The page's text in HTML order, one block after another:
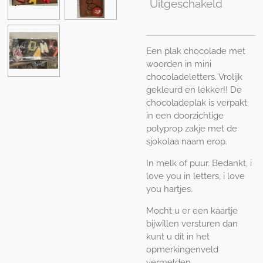
Uitgeschakeld
Een plak chocolade met
woorden in mini
chocoladeletters. Vrolijk
gekleurd en lekker!! De
chocoladeplak is verpakt
in een doorzichtige
polyprop zakje met de
sjokolaa naam erop.
In melk of puur. Bedankt, i
love you in letters, i love
you hartjes.
Mocht u er een kaartje
bijwillen versturen dan
kunt u dit in het
opmerkingenveld